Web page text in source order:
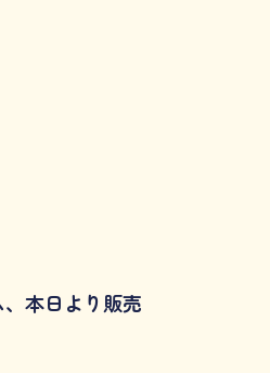
本日より販売